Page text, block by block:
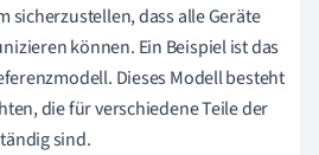
sicherzustellen, dass alle Geräte
können. Ein Beispiel ist das
Dieses Modell besteht
die für verschiedene Teile der
sind.